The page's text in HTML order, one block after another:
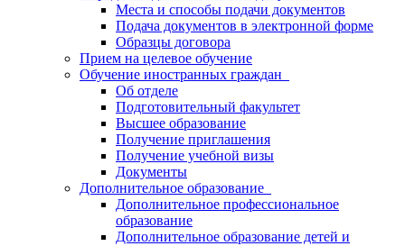
Места и способы подачи документов
Подача документов в электронной форме
Образцы договора
Прием на целевое обучение
Обучение иностранных граждан
Об отделе
Подготовительный факультет
Высшее образование
Получение приглашения
Получение учебной визы
Документы
Дополнительное образование
Дополнительное профессиональное
образование
Дополнительное образование детей и